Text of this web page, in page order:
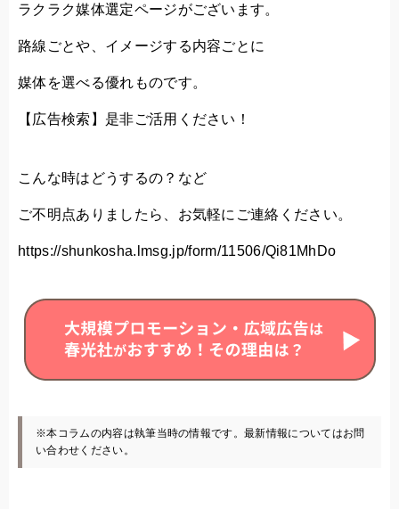
ラクラク媒体選定ページがございます。
路線ごとや、イメージする内容ごとに
媒体を選べる優れものです。
【広告検索】是非ご活用ください！
こんな時はどうするの？など
ご不明点ありましたら、お気軽にご連絡ください。
https://shunkosha.lmsg.jp/form/11506/Qi81MhDo
※本コラムの内容は執筆当時の情報です。最新情報についてはお問
い合わせください。